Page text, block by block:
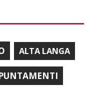
ALTA LANGA